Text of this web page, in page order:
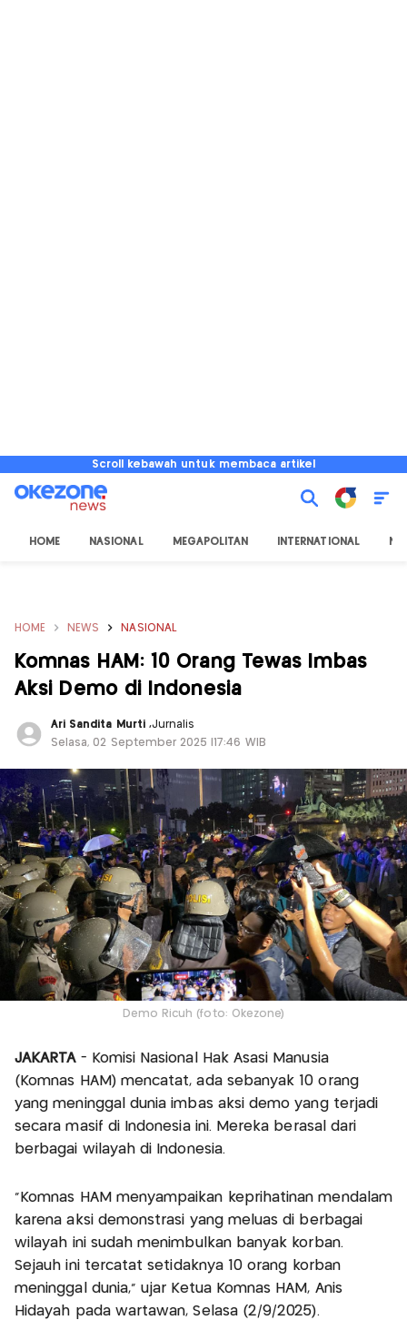
Scroll kebawah untuk membaca artikel
HOME NASIONAL MEGAPOLITAN INTERNATIONAL
HOME NEWS NASIONAL
Komnas HAM: 10 Orang Tewas Imbas
Aksi Demo di Indonesia
Ari Sandita Murti ,Jurnalis
Selasa, 02 September 2025 |17:46 WIB
Demo Ricuh (foto: Okezone)
JAKARTA - Komisi Nasional Hak Asasi Manusia
(Komnas HAM) mencatat, ada sebanyak 10 orang
yang meninggal dunia imbas aksi demo yang terjadi
secara masif di Indonesia ini. Mereka berasal dari
berbagai wilayah di Indonesia.
"Komnas HAM menyampaikan keprihatinan mendalam
karena aksi demonstrasi yang meluas di berbagai
wilayah ini sudah menimbulkan banyak korban.
Sejauh ini tercatat setidaknya 10 orang korban
meninggal dunia," ujar Ketua Komnas HAM, Anis
Hidayah pada wartawan, Selasa (2/9/2025).